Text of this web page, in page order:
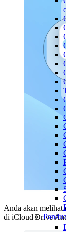
Anda akan melihat
di iCloud Drive